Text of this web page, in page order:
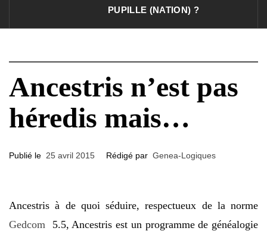
PUPILLE (NATION) ?
Ancestris n’est pas
héredis mais…
Publié le 25 avril 2015 Rédigé par Genea-Logiques
Ancestris à de quoi séduire, respectueux de la norme
Gedcom 5.5, Ancestris est un programme de généalogie